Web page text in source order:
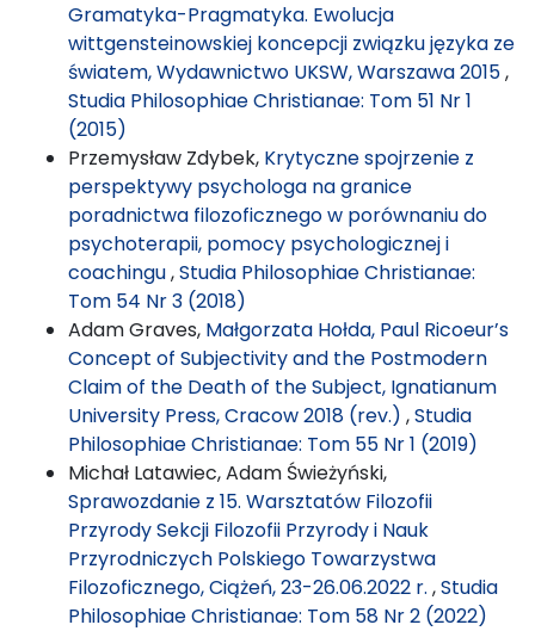
Gramatyka-Pragmatyka. Ewolucja
wittgensteinowskiej koncepcji związku języka ze
światem, Wydawnictwo UKSW, Warszawa 2015,
Studia Philosophiae Christianae: Tom 51 Nr 1
(2015)
Przemysław Zdybek, Krytyczne spojrzenie z
perspektywy psychologa na granice
poradnictwa filozoficznego w porównaniu do
psychoterapii, pomocy psychologicznej i
coachingu,Studia Philosophiae Christianae:
Tom 54 Nr 3 (2018)
Adam Graves, Małgorzata Hołda, Paul Ricoeur’s
Concept of Subjectivity and the Postmodern
Claim of the Death of the Subject, Ignatianum
University Press, Cracow 2018 (rev.) ,Studia
Philosophiae Christianae: Tom 55 Nr 1 (2019)
Michał Latawiec, Adam Świeżyński,
Sprawozdanie z 15. Warsztatów Filozofii
Przyrody Sekcji Filozofii Przyrody i Nauk
Przyrodniczych Polskiego Towarzystwa
Filozoficznego, Ciążeń, 23-26.06.2022 r. ,Studia
Philosophiae Christianae: Tom 58 Nr 2 (2022)